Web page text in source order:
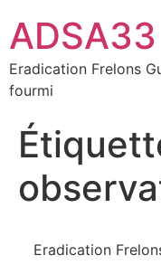
ADSA33
Eradication Frelons
fourmi
Eradication